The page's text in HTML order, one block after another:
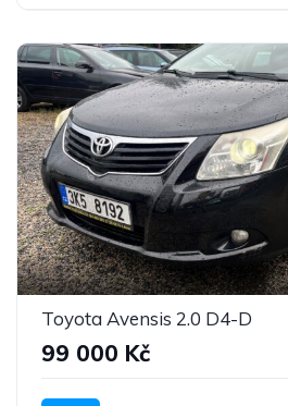
Toyota Avensis 2.0 D4-D
99 000 Kč